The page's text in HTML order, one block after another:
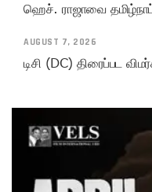
ஹெச். ராஜாவை
AUGUST 7, 2026
டிசி (DC) திரைப்பட